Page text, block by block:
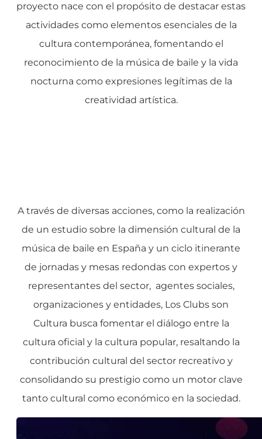
proyecto nace con el propósito de destacar estas
actividades como elementos esenciales de la
cultura contemporánea, fomentando el
reconocimiento de la música de baile y la vida
nocturna como expresiones legítimas de la
creatividad artística.
A través de diversas acciones, como la realización
de un estudio sobre la dimensión cultural de la
música de baile en España y un ciclo itinerante
de jornadas y mesas redondas con expertos y
representantes del sector, agentes sociales,
organizaciones y entidades, Los Clubs son
Cultura busca fomentar el diálogo entre la
cultura oficial y la cultura popular, resaltando la
contribución cultural del sector recreativo y
consolidando su prestigio como un motor clave
tanto cultural como económico en la sociedad.